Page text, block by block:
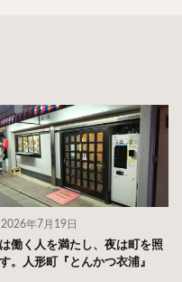
2026年7月19日
働く人を満たし、夜は町を照
。人形町『とんかつ衣浦』